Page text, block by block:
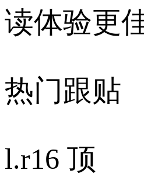
读体验更
热门跟贴
l.r16 顶